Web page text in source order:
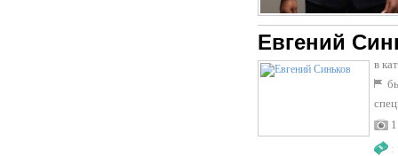
Евгений
в
1
: